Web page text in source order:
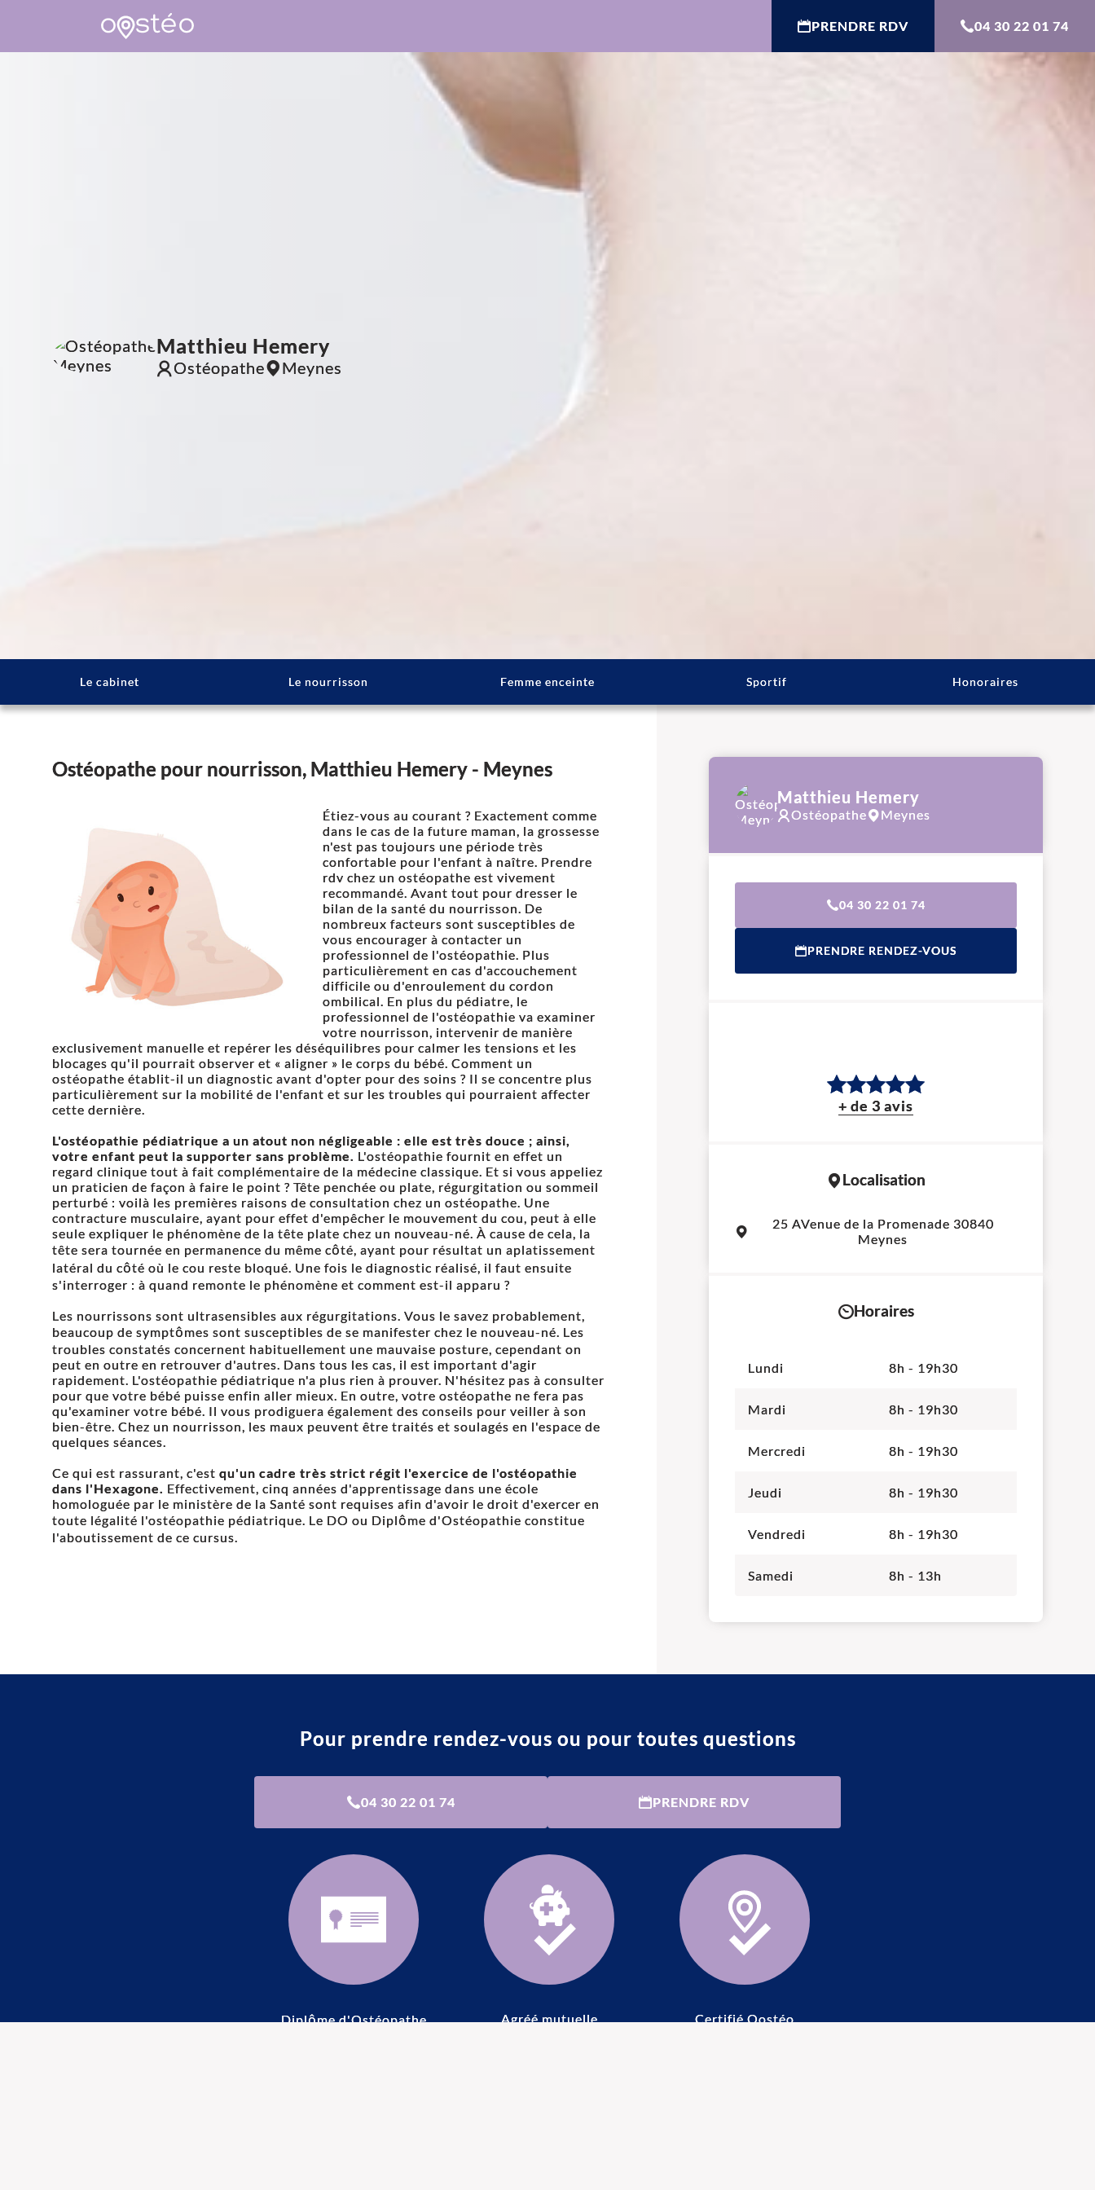
PRENDRE RDV 04 30 22 01 74
Matthieu Hemery
Ostéopathe Meynes
Le cabinet Le nourrisson Femme enceinte Sportif Honoraires
Ostéopathe pour nourrisson, Matthieu Hemery - Meynes
Étiez-vous au courant ? Exactement comme
dans le cas de la future maman, la grossesse
n'est pas toujours une période très
confortable pour l'enfant à naître. Prendre
rdv chez un ostéopathe est vivement
recommandé. Avant tout pour dresser le
bilan de la santé du nourrisson. De
nombreux facteurs sont susceptibles de
vous encourager à contacter un
professionnel de l'ostéopathie. Plus
particulièrement en cas d'accouchement
difficile ou d'enroulement du cordon
ombilical. En plus du pédiatre, le
professionnel de l'ostéopathie va examiner
votre nourrisson, intervenir de manière
exclusivement manuelle et repérer les déséquilibres pour calmer les tensions et les
blocages qu'il pourrait observer et « aligner » le corps du bébé. Comment un
ostéopathe établit-il un diagnostic avant d'opter pour des soins ? Il se concentre plus
particulièrement sur la mobilité de l'enfant et sur les troubles qui pourraient affecter
cette dernière.
L'ostéopathie pédiatrique a un atout non négligeable : elle est très douce ; ainsi,
votre enfant peut la supporter sans problème. L'ostéopathie fournit en effet un
regard clinique tout à fait complémentaire de la médecine classique. Et si vous appeliez
un praticien de façon à faire le point ? Tête penchée ou plate, régurgitation ou sommeil
perturbé : voilà les premières raisons de consultation chez un ostéopathe. Une
contracture musculaire, ayant pour effet d'empêcher le mouvement du cou, peut à elle
seule expliquer le phénomène de la tête plate chez un nouveau-né. À cause de cela, la
tête sera tournée en permanence du même côté, ayant pour résultat un aplatissement
latéral du côté où le cou reste bloqué. Une fois le diagnostic réalisé, il faut ensuite
s'interroger : à quand remonte le phénomène et comment est-il apparu ?
Les nourrissons sont ultrasensibles aux régurgitations. Vous le savez probablement,
beaucoup de symptômes sont susceptibles de se manifester chez le nouveau-né. Les
troubles constatés concernent habituellement une mauvaise posture, cependant on
peut en outre en retrouver d'autres. Dans tous les cas, il est important d'agir
rapidement. L'ostéopathie pédiatrique n'a plus rien à prouver. N'hésitez pas à consulter
pour que votre bébé puisse enfin aller mieux. En outre, votre ostéopathe ne fera pas
qu'examiner votre bébé. Il vous prodiguera également des conseils pour veiller à son
bien-être. Chez un nourrisson, les maux peuvent être traités et soulagés en l'espace de
quelques séances.
Ce qui est rassurant, c'est qu'un cadre très strict régit l'exercice de l'ostéopathie
dans l'Hexagone. Effectivement, cinq années d'apprentissage dans une école
homologuée par le ministère de la Santé sont requises afin d'avoir le droit d'exercer en
toute légalité l'ostéopathie pédiatrique. Le DO ou Diplôme d'Ostéopathie constitue
l'aboutissement de ce cursus.
Matthieu Hemery
Ostéopathe Meynes
04 30 22 01 74
PRENDRE RENDEZ-VOUS
+ de 3 avis
Localisation
25 AVenue de la Promenade 30840
Meynes
Horaires
Lundi 8h - 19h30
Mardi 8h - 19h30
Mercredi 8h - 19h30
Jeudi 8h - 19h30
Vendredi 8h - 19h30
Samedi 8h - 13h
Pour prendre rendez-vous ou pour toutes questions
04 30 22 01 74 PRENDRE RDV
Diplôme d'Ostéopathe Agréé mutuelle Certifié Oostéo